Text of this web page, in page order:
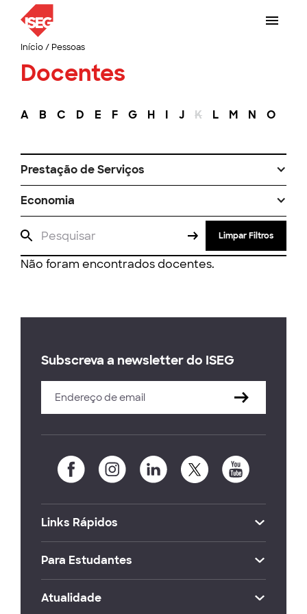
Início/ Pessoas
Docentes
A B C D E F G H I J K L M N O
Prestação de Serviços
Economia
Limpar Filtros
Não foram encontrados docentes.
Subscreva a newsletter do ISEG
Links Rápidos
Para Estudantes
Atualidade